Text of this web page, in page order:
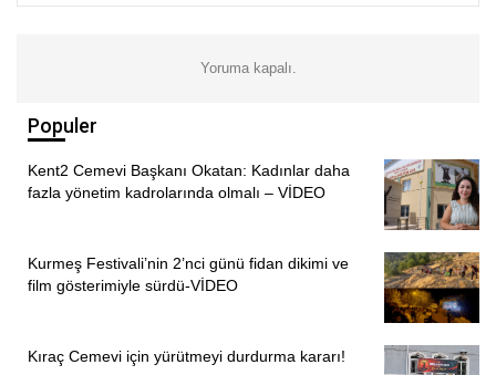
Yoruma kapalı.
Populer
Kent2 Cemevi Başkanı Okatan: Kadınlar daha
fazla yönetim kadrolarında olmalı – VİDEO
Kurmeş Festivali’nin 2’nci günü fidan dikimi ve
film gösterimiyle sürdü-VİDEO
Kıraç Cemevi için yürütmeyi durdurma kararı!